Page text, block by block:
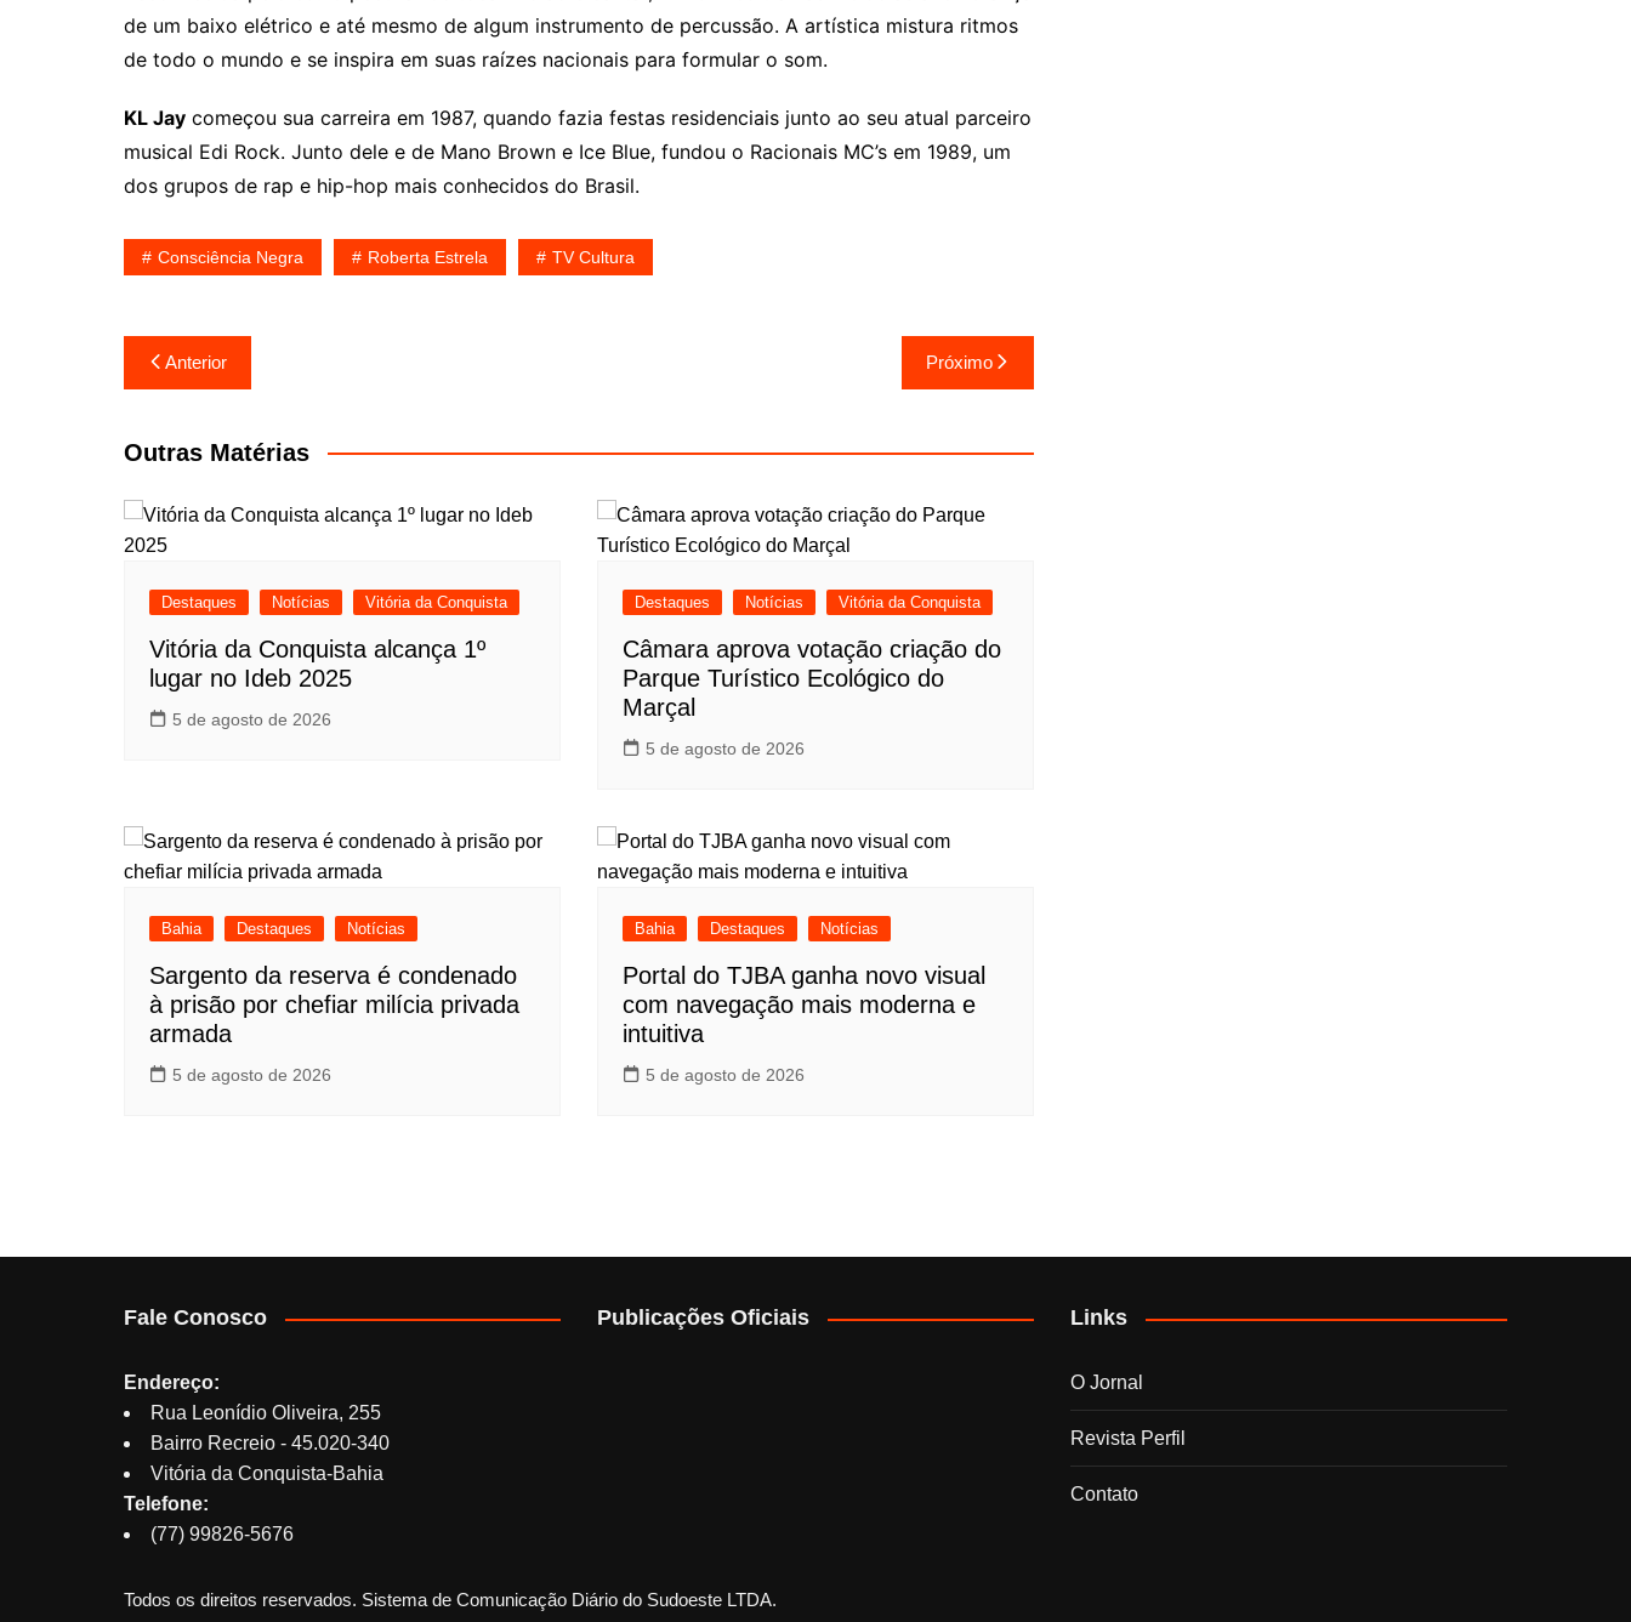
de um baixo elétrico e até mesmo de algum instrumento de percussão. A artística mistura ritmos
de todo o mundo e se inspira em suas raízes nacionais para formular o som.
KL Jay começou sua carreira em 1987, quando fazia festas residenciais junto ao seu atual parceiro
musical Edi Rock. Junto dele e de Mano Brown e Ice Blue, fundou o Racionais MC’s em 1989, um
dos grupos de rap e hip-hop mais conhecidos do Brasil.
Consciência Negra Roberta Estrela TV Cultura
Navegação
de
Post
Anterior Próximo
Outras Matérias
Destaques Notícias Vitória da Conquista
Vitória da Conquista alcança 1º
lugar no Ideb 2025
5 de agosto de 2026
Destaques Notícias Vitória da Conquista
Câmara aprova votação criação do
Parque Turístico Ecológico do
Marçal
5 de agosto de 2026
Bahia Destaques Notícias
Sargento da reserva é condenado
à prisão por chefiar milícia privada
armada
5 de agosto de 2026
Bahia Destaques Notícias
Portal do TJBA ganha novo visual
com navegação mais moderna e
intuitiva
5 de agosto de 2026
Fale Conosco
Endereço:
Rua Leonídio Oliveira, 255
Bairro Recreio - 45.020-340
Vitória da Conquista-Bahia
Telefone:
(77) 99826-5676
Publicações Oficiais Links
O Jornal
Revista Perfil
Contato
Todos os direitos reservados. Sistema de Comunicação Diário do Sudoeste LTDA.